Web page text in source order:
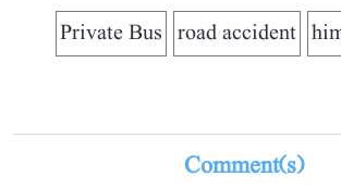
road accident
Private Bus
Comment(s)